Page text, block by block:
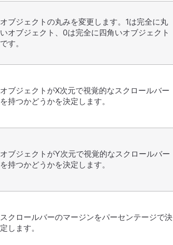
オブジェクトの丸みを変更します。1は完全に丸
いオブジェクト、0は完全に四角いオブジェクト
です。
オブジェクトがX次元で視覚的なスクロールバー
を持つかどうかを決定します。
オブジェクトがY次元で視覚的なスクロールバー
を持つかどうかを決定します。
スクロールバーのマージンをパーセンテージで決
定します。